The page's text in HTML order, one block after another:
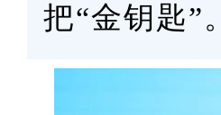
把“金钥匙”。